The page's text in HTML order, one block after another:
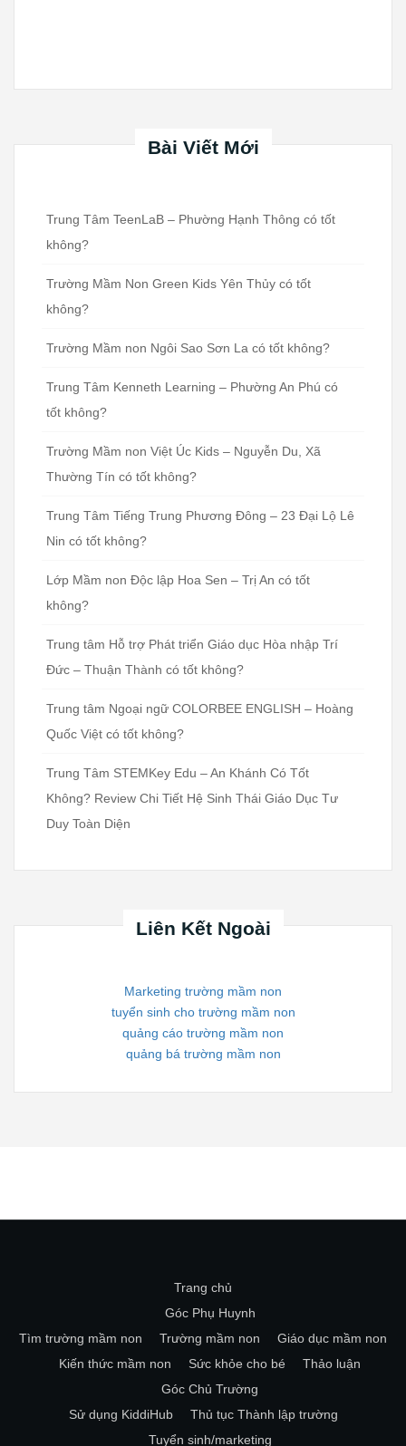
Bài Viết Mới
Trung Tâm TeenLaB – Phường Hạnh Thông có tốt
không?
Trường Mầm Non Green Kids Yên Thủy có tốt
không?
Trường Mầm non Ngôi Sao Sơn La có tốt không?
Trung Tâm Kenneth Learning – Phường An Phú có
tốt không?
Trường Mầm non Việt Úc Kids – Nguyễn Du, Xã
Thường Tín có tốt không?
Trung Tâm Tiếng Trung Phương Đông – 23 Đại Lộ Lê
Nin có tốt không?
Lớp Mầm non Độc lập Hoa Sen – Trị An có tốt
không?
Trung tâm Hỗ trợ Phát triển Giáo dục Hòa nhập Trí
Đức – Thuận Thành có tốt không?
Trung tâm Ngoại ngữ COLORBEE ENGLISH – Hoàng
Quốc Việt có tốt không?
Trung Tâm STEMKey Edu – An Khánh Có Tốt
Không? Review Chi Tiết Hệ Sinh Thái Giáo Dục Tư
Duy Toàn Diện
Liên Kết Ngoài
Marketing trường mầm non
tuyển sinh cho trường mầm non
quảng cáo trường mầm non
quảng bá trường mầm non
Trang chủ
Góc Phụ Huynh
Tìm trường mầm non
Trường mầm non
Giáo dục mầm non
Kiến thức mầm non
Sức khỏe cho bé
Thảo luận
Góc Chủ Trường
Sử dụng KiddiHub
Thủ tục Thành lập trường
Tuyển sinh/marketing